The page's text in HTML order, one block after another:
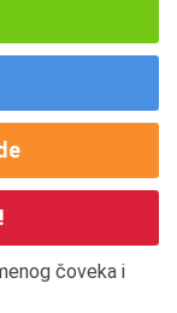
čoveka i